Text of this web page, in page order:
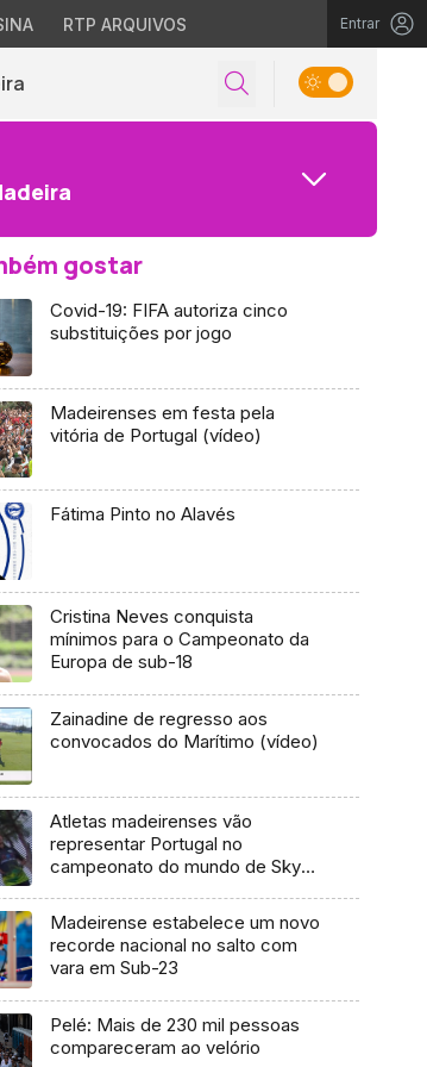
RTP ARQUIVOS Entrar
gostar
Covid-19: FIFA autoriza cinco
substituições por jogo
Madeirenses em festa pela
vitória de Portugal (vídeo)
Fátima Pinto no Alavés
Cristina Neves conquista
mínimos para o Campeonato da
Europa de sub-18
Zainadine de regresso aos
convocados do Marítimo (vídeo)
Atletas madeirenses vão
representar Portugal no
campeonato do mundo de Sky
Madeirense estabelece um novo
recorde nacional no salto com
vara em Sub-23
Pelé: Mais de 230 mil pessoas
compareceram ao velório